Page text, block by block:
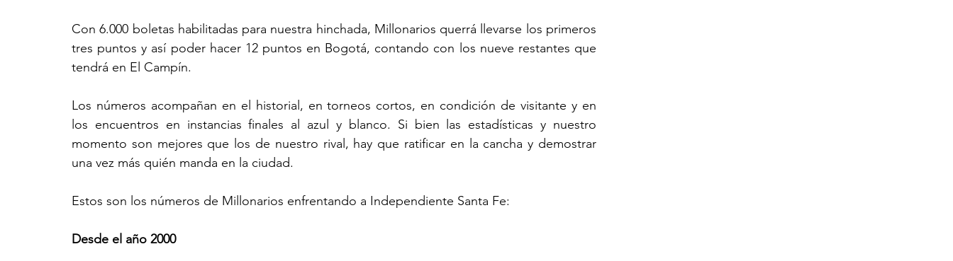
Con 6.000 boletas habilitadas para nuestra hinchada, Millonarios querrá llevarse los primeros
tres puntos y así poder hacer 12 puntos en Bogotá, contando con los nueve restantes que
tendrá en El Campín.
Los números acompañan en el historial, en torneos cortos, en condición de visitante y en
los encuentros en instancias finales al azul y blanco. Si bien las estadísticas y nuestro
momento son mejores que los de nuestro rival, hay que ratificar en la cancha y demostrar
una vez más quién manda en la ciudad.
Estos son los números de Millonarios enfrentando a Independiente Santa Fe:
Desde el año 2000